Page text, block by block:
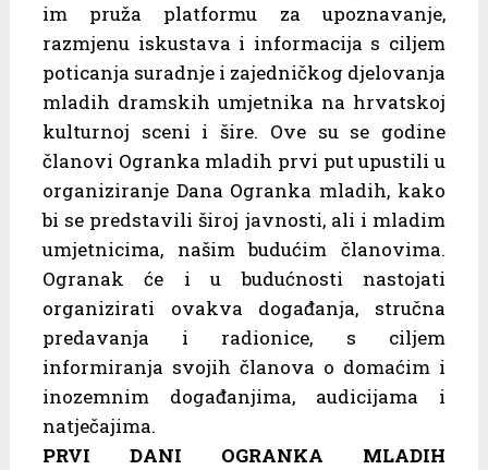
im pruža platformu za upoznavanje,
razmjenu iskustava i informacija s ciljem
poticanja suradnje i zajedničkog djelovanja
mladih dramskih umjetnika na hrvatskoj
kulturnoj sceni i šire. Ove su se godine
članovi Ogranka mladih prvi put upustili u
organiziranje Dana Ogranka mladih, kako
bi se predstavili široj javnosti, ali i mladim
umjetnicima, našim budućim članovima.
Ogranak će i u budućnosti nastojati
organizirati ovakva događanja, stručna
predavanja i radionice, s ciljem
informiranja svojih članova o domaćim i
inozemnim događanjima, audicijama i
natječajima.
PRVI DANI OGRANKA MLADIH